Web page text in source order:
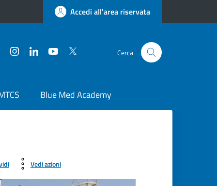
Accedi all'area riservata
FacebookInstagramLinkedInYouTube Cerca
Blue Med Academy
Vedi azioni